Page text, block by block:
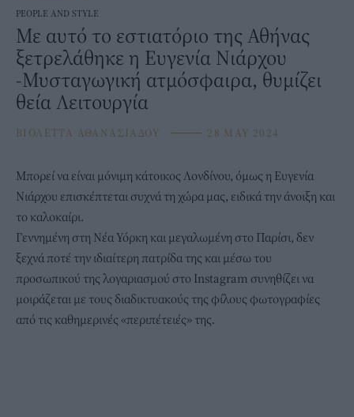
PEOPLE AND STYLE
Με αυτό το εστιατόριο της Αθήνας
ξετρελάθηκε η Ευγενία Νιάρχου
-Μυσταγωγική ατμόσφαιρα, θυμίζει
θεία Λειτουργία
ΒΙΟΛΕΤΤΑ ΑΘΑΝΑΣΙΑΔΟΥ ⸻ 28 MAY 2024
Μπορεί να είναι μόνιμη κάτοικος Λονδίνου, όμως η Ευγενία
Νιάρχου επισκέπτεται συχνά τη χώρα μας, ειδικά την άνοιξη και
το καλοκαίρι.
Γεννημένη στη Νέα Υόρκη και μεγαλωμένη στο Παρίσι, δεν
ξεχνά ποτέ την ιδιαίτερη πατρίδα της και μέσω του
προσωπικού της λογαριασμού στο Instagram συνηθίζει να
μοιράζεται με τους διαδικτυακούς της φίλους φωτογραφίες
από τις καθημερινές «περιπέτειές» της.